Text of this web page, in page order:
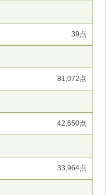
39点
81,072点
42,650点
33,964点